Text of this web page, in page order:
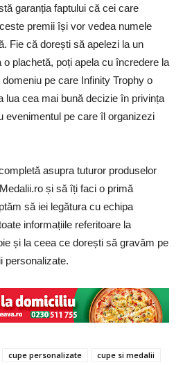
garanția faptului că cei care
premii își vor vedea numele
Fie că dorești să apelezi la un
plachetă, poți apela cu încredere la
pe care Infinity Trophy o
lua cea mai bună decizie în privința
evenimentul pe care îl organizezi
asupra tuturor produselor
și să îți faci o primă
să iei legătura cu echipa
informațiile referitoare la
și la ceea ce dorești să gravăm pe
personalizate.
cupe personalizate
cupe si medalii